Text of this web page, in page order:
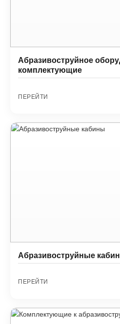
Абразивоструйное
комплектующие
ПЕРЕЙТИ
Абразивоструйные
ПЕРЕЙТИ